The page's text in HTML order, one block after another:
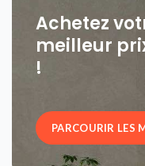
Achetez
meilleur
!
PARCOURIR LES